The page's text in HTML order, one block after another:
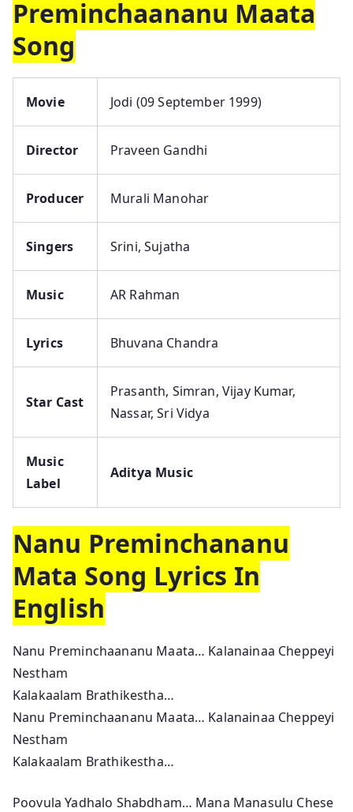
Preminchaananu Maata
Song
Movie Jodi (09 September 1999)
Director Praveen Gandhi
Producer Murali Manohar
Singers Srini, Sujatha
Music AR Rahman
Lyrics Bhuvana Chandra
Star Cast
Prasanth, Simran, Vijay Kumar,
Nassar, Sri Vidya
Music
Label
Aditya Music
Nanu Preminchananu
Mata Song Lyrics In
English
Nanu Preminchaananu Maata… Kalanainaa Cheppeyi
Nestham
Kalakaalam Brathikestha…
Nanu Preminchaananu Maata… Kalanainaa Cheppeyi
Nestham
Kalakaalam Brathikestha…
Poovula Yadhalo Shabdham… Mana Manasulu Chese